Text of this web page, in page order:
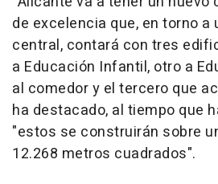
de excelencia que, en torno a
central, contará con tres
a Educación Infantil, otro a
al comedor y el tercero que
ha destacado, al tiempo que
"estos se construirán sobre
12.268 metros cuadrados".